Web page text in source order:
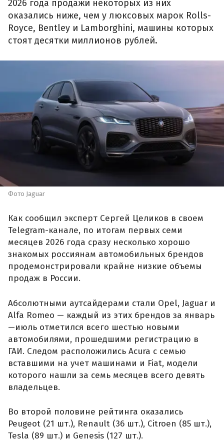
2026 года продажи некоторых из них
оказались ниже, чем у люксовых марок Rolls-
Royce, Bentley и Lamborghini, машины которых
стоят десятки миллионов рублей.
Фото Jaguar
Как сообщил эксперт Сергей Целиков в своем
Telegram-канале, по итогам первых семи
месяцев 2026 года сразу несколько хорошо
знакомых россиянам автомобильных брендов
продемонстрировали крайне низкие объемы
продаж в России.
Абсолютными аутсайдерами стали Opel, Jaguar и
Alfa Romeo — каждый из этих брендов за январь
—июль отметился всего шестью новыми
автомобилями, прошедшими регистрацию в
ГАИ. Следом расположились Acura с семью
вставшими на учет машинами и Fiat, модели
которого нашли за семь месяцев всего девять
владельцев.
Во второй половине рейтинга оказались
Peugeot (21 шт.), Renault (36 шт.), Citroen (85 шт.),
Tesla (89 шт.) и Genesis (127 шт.).